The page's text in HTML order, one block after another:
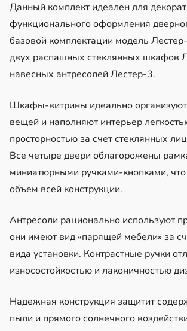
Данный комплект идеален для
функционального оформления
базовой комплектации модель
двух распашных стеклянных шкафов
навесных антресолей Лестер-3.
Шкафы-витрины идеально
вещей и наполняют интерьер
просторностью за счет стеклянных
Все четыре двери облагорожены
миниатюрными ручками-кнопками,
объем всей конструкции.
Антресоли рационально используют
они имеют вид «парящей мебели» за
вида установки. Контрастные ручки
износостойкостью и лаконичностью
Надежная конструкция защитит
пыли и прямого солнечного